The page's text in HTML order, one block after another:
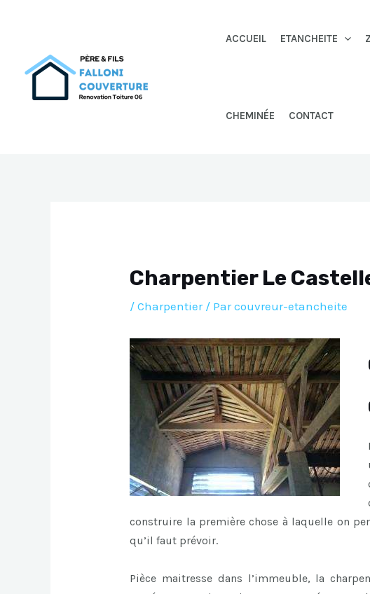
ACCUEIL ETANCHEITE
CHEMINÉE CONTACT
Charpentier Le
/Charpentier/ Parcouvreur-etancheite
construire la première chose à laquelle on
qu’il faut prévoir.
Pièce maitresse dans l’immeuble, la